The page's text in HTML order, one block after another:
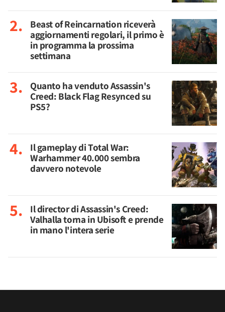
Beast of Reincarnation riceverà
aggiornamenti regolari, il primo è
in programma la prossima
settimana
Quanto ha venduto Assassin's
Creed: Black Flag Resynced su
PS5?
Il gameplay di Total War:
Warhammer 40.000 sembra
davvero notevole
Il director di Assassin's Creed:
Valhalla torna in Ubisoft e prende
in mano l'intera serie